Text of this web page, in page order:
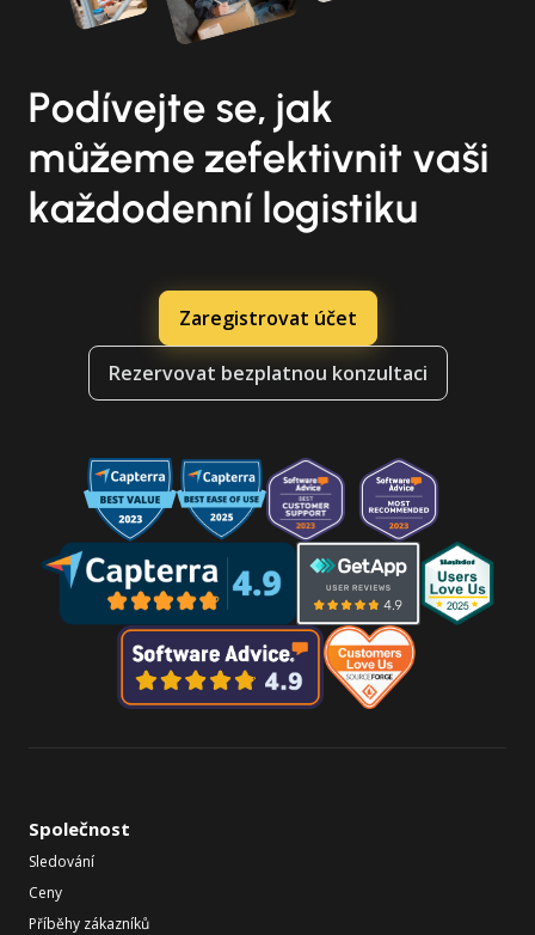
Podívejte se, jak
můžeme zefektivnit vaši
každodenní logistiku
Zaregistrovat účet
Rezervovat bezplatnou konzultaci
Společnost
Sledování
Ceny
Příběhy zákazníků